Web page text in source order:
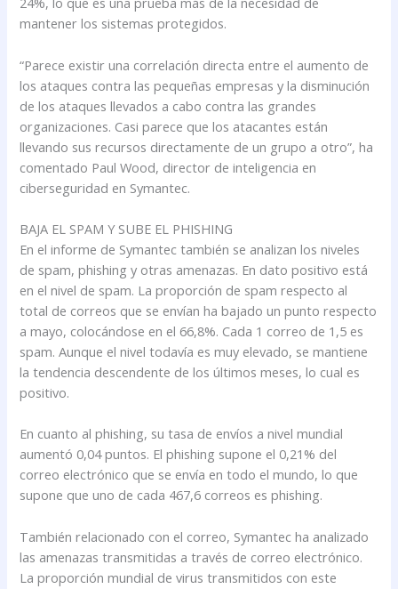
mantener los sistemas protegidos.
“Parece existir una correlación directa entre el aumento de
los ataques contra las pequeñas empresas y la disminución
de los ataques llevados a cabo contra las grandes
organizaciones. Casi parece que los atacantes están
llevando sus recursos directamente de un grupo a otro”, ha
comentado Paul Wood, director de inteligencia en
ciberseguridad en Symantec.
BAJA EL SPAM Y SUBE EL PHISHING
En el informe de Symantec también se analizan los niveles
de spam, phishing y otras amenazas. En dato positivo está
en el nivel de spam. La proporción de spam respecto al
total de correos que se envían ha bajado un punto respecto
a mayo, colocándose en el 66,8%. Cada 1 correo de 1,5 es
spam. Aunque el nivel todavía es muy elevado, se mantiene
la tendencia descendente de los últimos meses, lo cual es
positivo.
En cuanto al phishing, su tasa de envíos a nivel mundial
aumentó 0,04 puntos. El phishing supone el 0,21% del
correo electrónico que se envía en todo el mundo, lo que
supone que uno de cada 467,6 correos es phishing.
También relacionado con el correo, Symantec ha analizado
las amenazas transmitidas a través de correo electrónico.
La proporción mundial de virus transmitidos con este